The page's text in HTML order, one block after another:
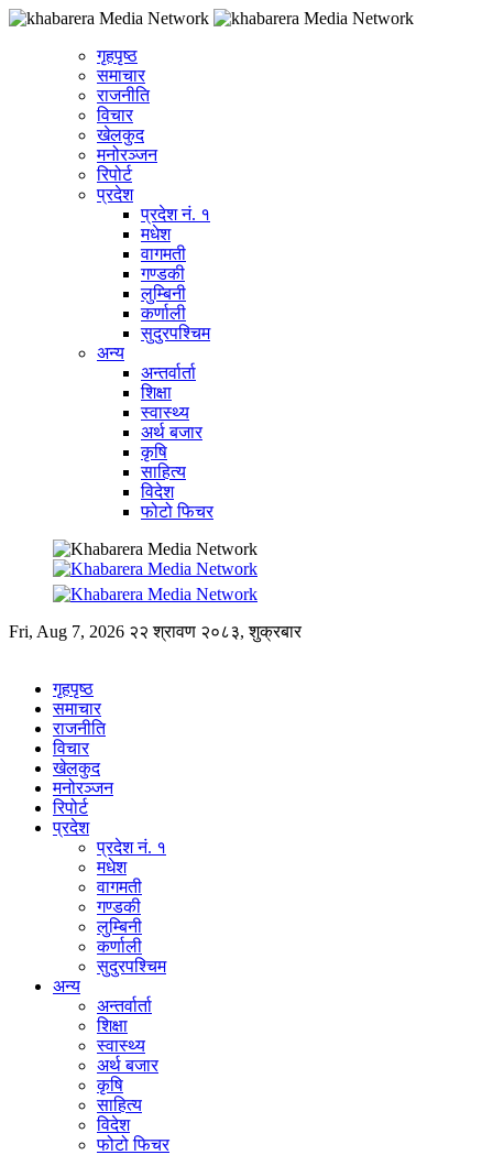
गृहपृष्ठ
समाचार
राजनीति
विचार
खेलकुद
मनोरञ्जन
रिपोर्ट
प्रदेश
प्रदेश नं. १
मधेश
वागमती
गण्डकी
लुम्बिनी
कर्णाली
सुदुरपश्चिम
अन्य
अन्तर्वार्ता
शिक्षा
स्वास्थ्य
अर्थ बजार
कृषि
साहित्य
विदेश
फोटो फिचर
Fri, Aug 7, 2026 २२ श्रावण २०८३, शुक्रबार
गृहपृष्ठ
समाचार
राजनीति
विचार
खेलकुद
मनोरञ्जन
रिपोर्ट
प्रदेश
प्रदेश नं. १
मधेश
वागमती
गण्डकी
लुम्बिनी
कर्णाली
सुदुरपश्चिम
अन्य
अन्तर्वार्ता
शिक्षा
स्वास्थ्य
अर्थ बजार
कृषि
साहित्य
विदेश
फोटो फिचर